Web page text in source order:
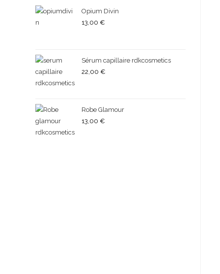
Opium Divin
13,00 €
Sérum capillaire rdkcosmetics
22,00 €
Robe Glamour
13,00 €